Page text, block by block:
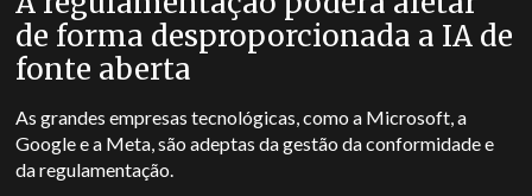
de forma desproporcionada a IA de
fonte aberta
As grandes empresas tecnológicas, como a Microsoft, a
Google e a Meta, são adeptas da gestão da conformidade e
da regulamentação.